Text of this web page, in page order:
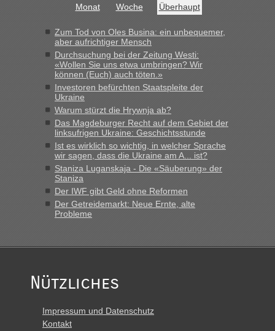
Berichte und Reisetipps • Re: An welchem
Grenzübergang zwischen Polen und der Ukraine geht es am
schnellsten?
„Bin am Montag 15.6.26 um 8 Uhr in Urgyniw ausgereist,
das erste Mal an einem Montagmorgen ca. 15 Fahrzeuge
vor mir, bin sonst der Erste oder Zweite, egal, nach ca 20
Minuten wurde dann die nächste Welle...“
Berichte und Reisetipps • Re: An welchem
Grenzübergang zwischen Polen und der Ukraine geht es am
schnellsten?
„Derzeit, ist es überall sehr voll an den Grenzen Ukraine/
Polen. Zb. Krakovets 100 PKW ca. 10 h Wartezeit. Wollen
Montag rüber, versuchen es sehr früh.“
Monat Woche Überhaupt
Zum Tod von Oles Busina: ein unbequemer,
aber aufrichtiger Mensch
Durchsuchung bei der Zeitung Westi:
«Wollen Sie uns etwa umbringen? Wir
können (Euch) auch töten.»
Investoren befürchten Staatspleite der
Ukraine
Warum stürzt die Hrywnja ab?
Das Magdeburger Recht auf dem Gebiet der
linksufrigen Ukraine: Geschichtsstunde
Ist es wirklich so wichtig, in welcher Sprache
wir sagen, dass die Ukraine am A... ist?
Staniza Luganskaja - Die «Säuberung» der
Staniza
Der IWF gibt Geld ohne Reformen
Der Getreidemarkt: Neue Ernte, alte
Probleme
Nützliches
Impressum und Datenschutz
Kontakt